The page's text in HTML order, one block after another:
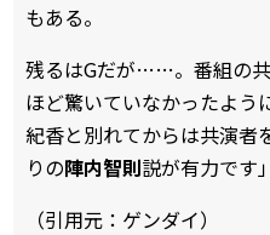
もある。
残るはGだが……。番組の
ほど驚いていなかったよう
紀香と別れてからは共演者
りの陣内智則説が有力です
（引用元：ゲンダイ）